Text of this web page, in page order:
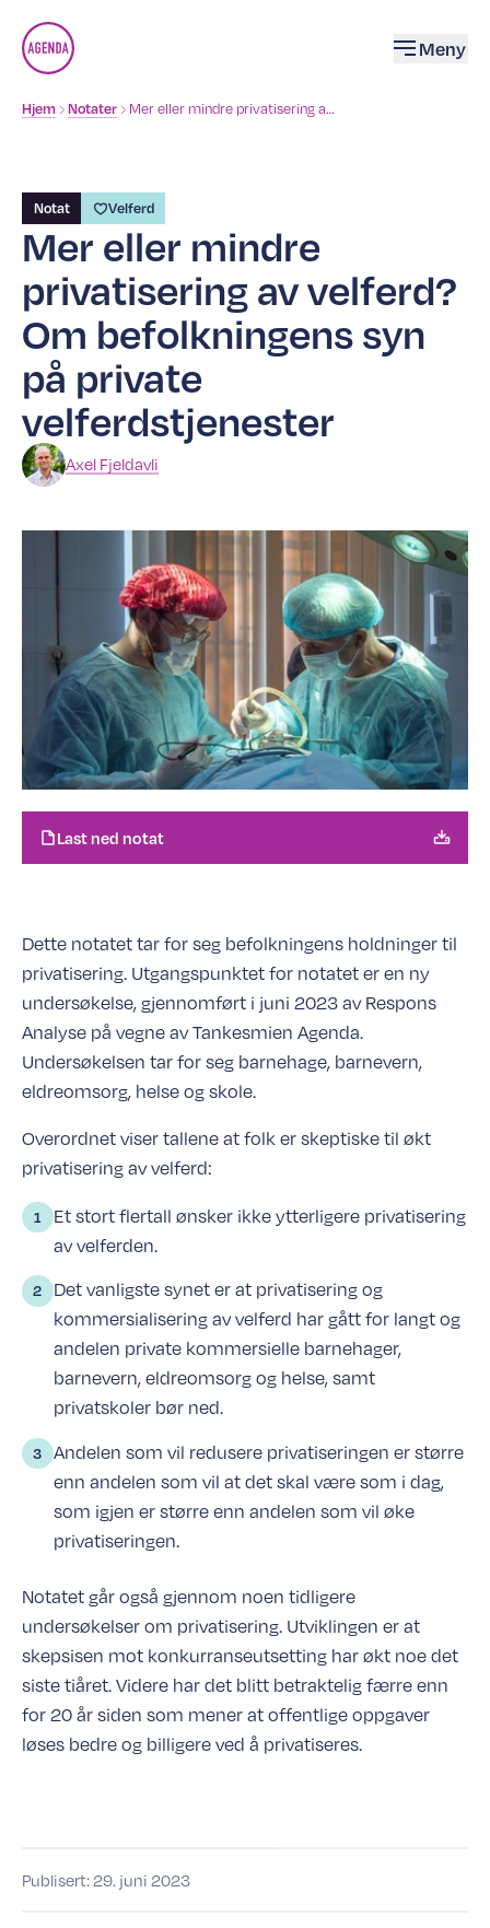
Åpne
Meny
Brødsmulesti
Hjem Notater Mer eller mindre privatisering av velferd? Om befolkningens syn på private velferdstjenester
Notat Velferd
Mer eller mindre
privatisering av velferd?
Om befolkningens syn
på private
velferdstjenester
Axel Fjeldavli
Last ned notat
Dette notatet tar for seg befolkningens holdninger til
privatisering. Utgangspunktet for notatet er en ny
undersøkelse, gjennomført i juni 2023 av Respons
Analyse på vegne av Tankesmien Agenda.
Undersøkelsen tar for seg barnehage, barnevern,
eldreomsorg, helse og skole.
Overordnet viser tallene at folk er skeptiske til økt
privatisering av velferd:
Et stort flertall ønsker ikke ytterligere privatisering
av velferden.
Det vanligste synet er at privatisering og
kommersialisering av velferd har gått for langt og
andelen private kommersielle barnehager,
barnevern, eldreomsorg og helse, samt
privatskoler bør ned.
Andelen som vil redusere privatiseringen er større
enn andelen som vil at det skal være som i dag,
som igjen er større enn andelen som vil øke
privatiseringen.
Notatet går også gjennom noen tidligere
undersøkelser om privatisering. Utviklingen er at
skepsisen mot konkurranseutsetting har økt noe det
siste tiåret. Videre har det blitt betraktelig færre enn
for 20 år siden som mener at offentlige oppgaver
løses bedre og billigere ved å privatiseres.
Publisert:29. juni 2023